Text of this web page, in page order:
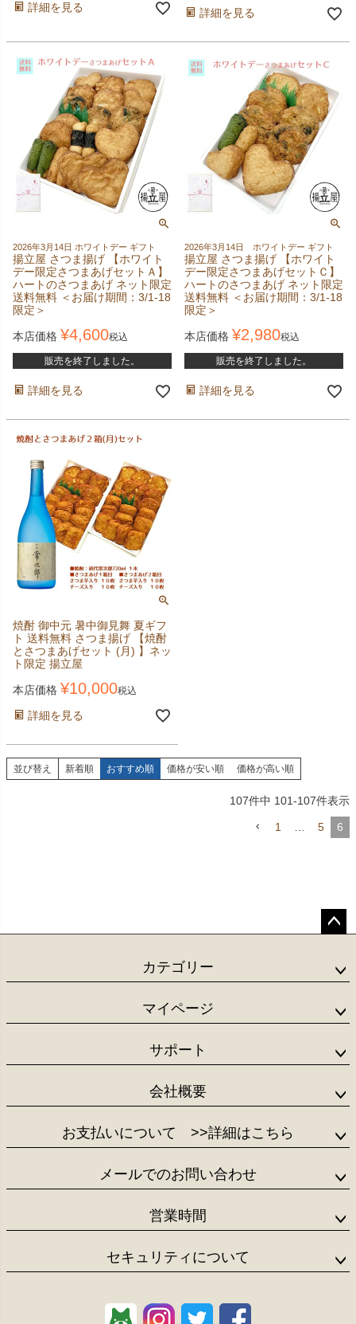
詳細を見る 詳細を見る
2026年3月14日 ホワイトデー ギフト
揚立屋 さつま揚げ 【ホワイト
デー限定さつまあげセットＡ】
ハートのさつまあげ ネット限定
送料無料 ＜お届け期間：3/1-18
限定＞
本店価格 ¥4,600税込
販売を終了しました。
詳細を見る
2026年3月14日 ホワイトデー ギフト
揚立屋 さつま揚げ 【ホワイト
デー限定さつまあげセットＣ】
ハートのさつまあげ ネット限定
送料無料 ＜お届け期間：3/1-18
限定＞
本店価格 ¥2,980税込
販売を終了しました。
詳細を見る
焼酎 御中元 暑中御見舞 夏ギフ
ト 送料無料 さつま揚げ 【焼酎
とさつまあげセット (月) 】ネッ
ト限定 揚立屋
本店価格 ¥10,000税込
詳細を見る
並び替え 新着順 おすすめ順 価格が安い順 価格が高い順
107件中 101-107件表示
1 5 6
ップ
カテゴリー
マイページ
サポート
会社概要
お支払いについて >>詳細はこちら
メールでのお問い合わせ
営業時間
セキュリティについて